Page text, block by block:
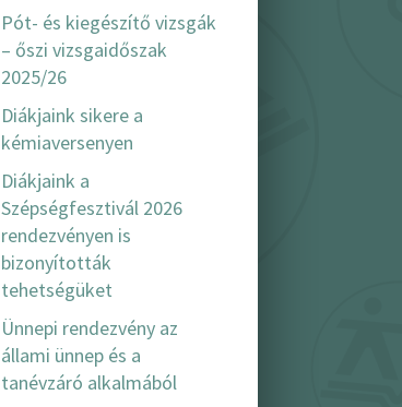
Pót- és kiegészítő vizsgák
– őszi vizsgaidőszak
2025/26
Diákjaink sikere a
kémiaversenyen
Diákjaink a
Szépségfesztivál 2026
rendezvényen is
bizonyították
tehetségüket
Ünnepi rendezvény az
állami ünnep és a
tanévzáró alkalmából